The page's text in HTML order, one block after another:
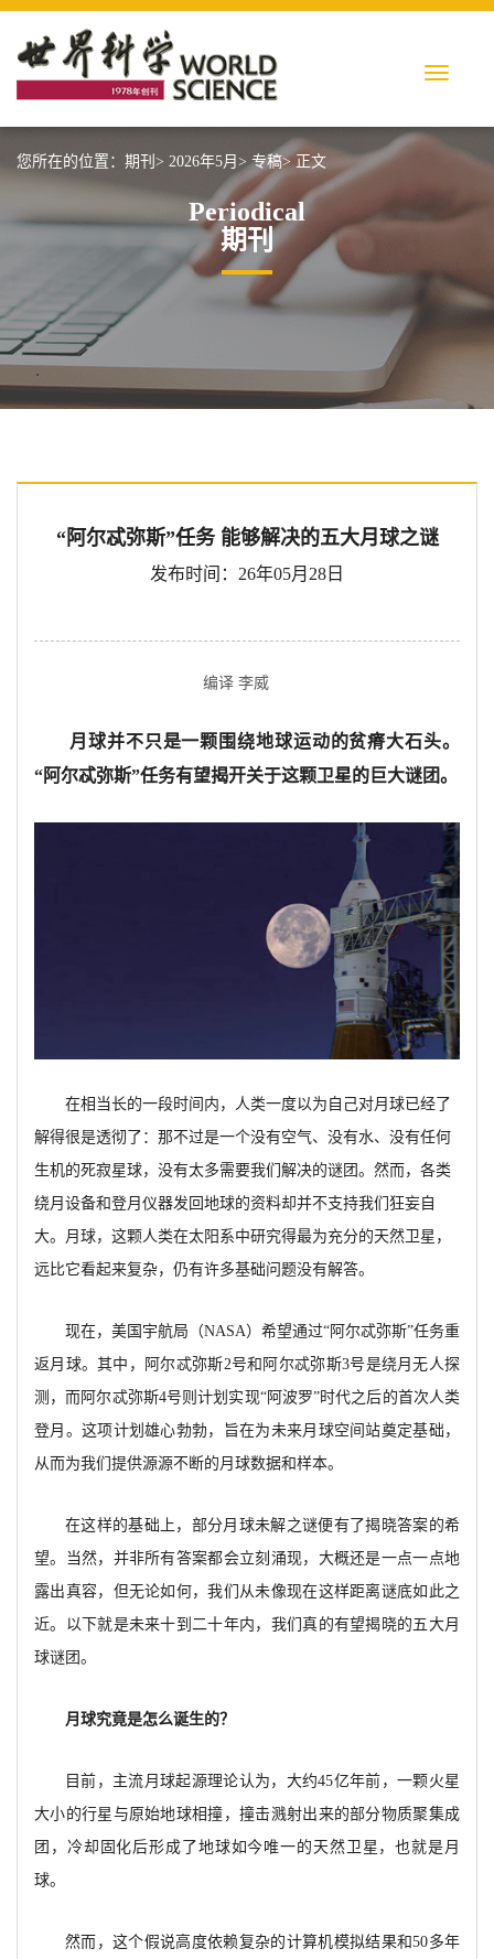
您所在的位置： 期刊> 2026年5月> 专稿> 正文
Periodical
期刊
“阿尔忒弥斯”任务 能够解决的五大月球之谜
发布时间：26年05月28日
编译 李威
月球并不只是一颗围绕地球运动的贫瘠大石头。
“阿尔忒弥斯”任务有望揭开关于这颗卫星的巨大谜团。
在相当长的一段时间内，人类一度以为自己对月球已经了
解得很是透彻了：那不过是一个没有空气、没有水、没有任何
生机的死寂星球，没有太多需要我们解决的谜团。然而，各类
绕月设备和登月仪器发回地球的资料却并不支持我们狂妄自
大。月球，这颗人类在太阳系中研究得最为充分的天然卫星，
远比它看起来复杂，仍有许多基础问题没有解答。
现在，美国宇航局（NASA）希望通过“阿尔忒弥斯”任务重
返月球。其中，阿尔忒弥斯2号和阿尔忒弥斯3号是绕月无人探
测，而阿尔忒弥斯4号则计划实现“阿波罗”时代之后的首次人类
登月。这项计划雄心勃勃，旨在为未来月球空间站奠定基础，
从而为我们提供源源不断的月球数据和样本。
在这样的基础上，部分月球未解之谜便有了揭晓答案的希
望。当然，并非所有答案都会立刻涌现，大概还是一点一点地
露出真容，但无论如何，我们从未像现在这样距离谜底如此之
近。以下就是未来十到二十年内，我们真的有望揭晓的五大月
球谜团。
月球究竟是怎么诞生的？
目前，主流月球起源理论认为，大约45亿年前，一颗火星
大小的行星与原始地球相撞，撞击溅射出来的部分物质聚集成
团，冷却固化后形成了地球如今唯一的天然卫星，也就是月
球。
然而，这个假说高度依赖复杂的计算机模拟结果和50多年